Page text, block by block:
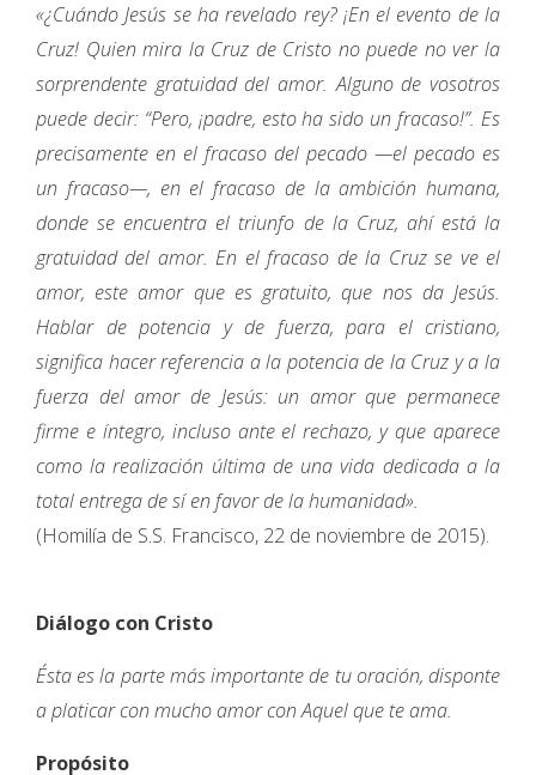
«¿Cuándo Jesús se ha revelado rey? ¡En el evento de la
Cruz! Quien mira la Cruz de Cristo no puede no ver la
sorprendente gratuidad del amor. Alguno de vosotros
puede decir: “Pero, ¡padre, esto ha sido un fracaso!”. Es
precisamente en el fracaso del pecado —el pecado es
un fracaso—, en el fracaso de la ambición humana,
donde se encuentra el triunfo de la Cruz, ahí está la
gratuidad del amor. En el fracaso de la Cruz se ve el
amor, este amor que es gratuito, que nos da Jesús.
Hablar de potencia y de fuerza, para el cristiano,
significa hacer referencia a la potencia de la Cruz y a la
fuerza del amor de Jesús: un amor que permanece
firme e íntegro, incluso ante el rechazo, y que aparece
como la realización última de una vida dedicada a la
total entrega de sí en favor de la humanidad».
(Homilía de S.S. Francisco, 22 de noviembre de 2015).
Diálogo con Cristo
Ésta es la parte más importante de tu oración, disponte
a platicar con mucho amor con Aquel que te ama.
Propósito